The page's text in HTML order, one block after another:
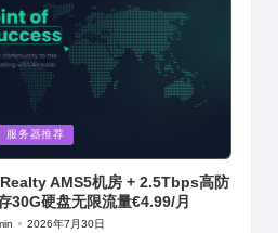
服务器推荐
AMS5机房 + 2.5Tbps高防
30G硬盘无限流量€4.99/月
2026年7月30日